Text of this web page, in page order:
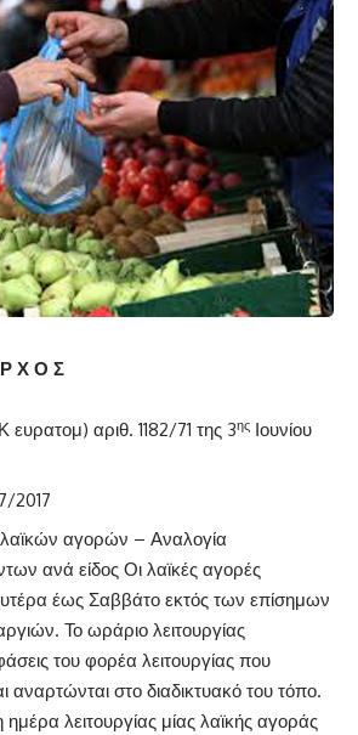
Χ Ο Σ
αριθ. 1182/71 της 3ης Ιουνίου
2017
λαϊκών αγορών – Αναλογία
ανά είδος Οι λαϊκές αγορές
έως Σαββάτο εκτός των επίσημων
Το ωράριο λειτουργίας
του φορέα λειτουργίας που
αναρτώνται στο διαδικτυακό του τόπο.
λειτουργίας μίας λαϊκής αγοράς